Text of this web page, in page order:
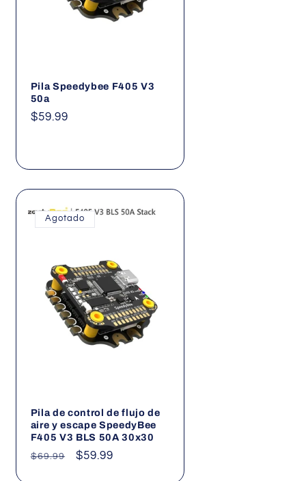
Pila Speedybee F405 V3
50a
Precio
$59.99
Agotado
Pila de control de flujo de
aire y escape SpeedyBee
F405 V3 BLS 50A 30x30
Precio
$69.99
Precio
$59.99